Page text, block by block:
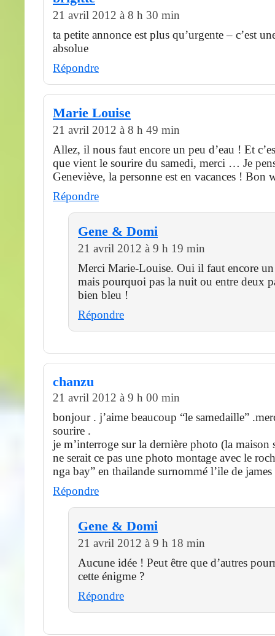
21 avril 2012 à 8 h 30 min
ta petite annonce est plus qu’urgente – c’est
absolue
Répondre
Marie Louise
21 avril 2012 à 8 h 49 min
Allez, il nous faut encore un peu d’eau ! Et
que vient le sourire du samedi, merci … Je
Geneviève, la personne est en vacances !
Répondre
Gene & Domi
21 avril 2012 à 9 h 19 min
Merci Marie-Louise. Oui il faut encore un
mais pourquoi pas la nuit ou entre deux
bien bleu !
Répondre
chanzu
21 avril 2012 à 9 h 00 min
bonjour . j’aime beaucoup “le samedaille”
sourire .
je m’interroge sur la dernière photo (la maison
ne serait ce pas une photo montage avec le
nga bay” en thailande surnommé l’ile de james
Répondre
Gene & Domi
21 avril 2012 à 9 h 18 min
Aucune idée ! Peut être que d’autres
cette énigme ?
Répondre